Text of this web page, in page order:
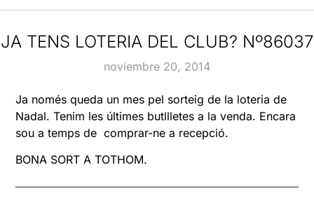
JA TENS LOTERIA DEL CLUB? Nº86037
noviembre 20, 2014
Ja només queda un mes pel sorteig de la loteria de
Nadal. Tenim les últimes butllletes a la venda. Encara
sou a temps de comprar-ne a recepció.
BONA SORT A TOTHOM.